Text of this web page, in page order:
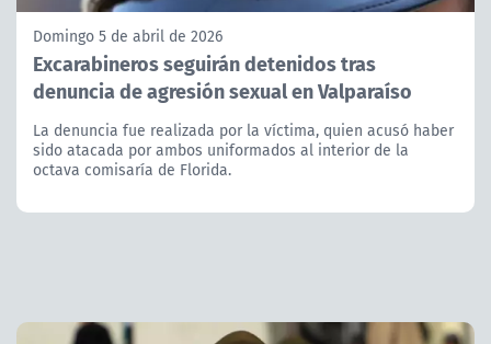
Domingo 5 de abril de 2026
Excarabineros seguirán detenidos tras
denuncia de agresión sexual en Valparaíso
La denuncia fue realizada por la víctima, quien acusó haber
sido atacada por ambos uniformados al interior de la
octava comisaría de Florida.